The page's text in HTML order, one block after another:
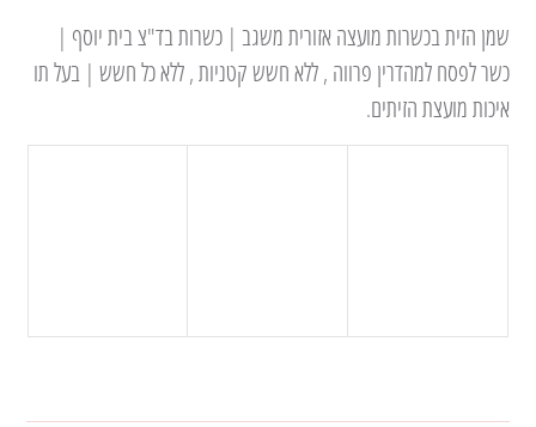
שמן הזית בכשרות מועצה אזורית משגב | כשרות בד"צ בית יוסף |
כשר לפסח למהדרין פרווה , ללא חשש קטניות , ללא כל חשש | בעל תו
איכות מועצת הזיתים.